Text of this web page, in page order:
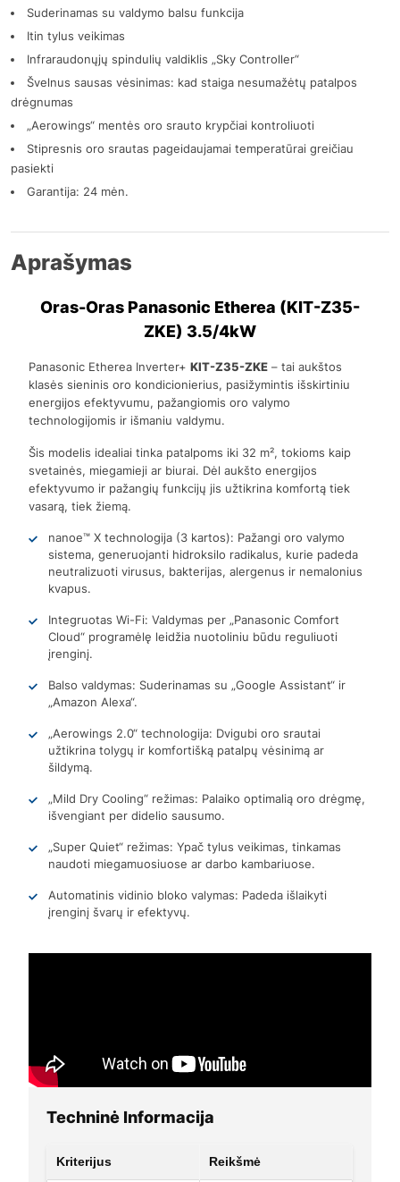
Suderinamas su valdymo balsu funkcija
Itin tylus veikimas
Infraraudonųjų spindulių valdiklis „Sky Controller“
Švelnus sausas vėsinimas: kad staiga nesumažėtų patalpos
drėgnumas
„Aerowings“ mentės oro srauto krypčiai kontroliuoti
Stipresnis oro srautas pageidaujamai temperatūrai greičiau
pasiekti
Garantija: 24 mėn.
Aprašymas
Oras-Oras Panasonic Etherea (KIT-Z35-
ZKE) 3.5/4kW
Panasonic Etherea Inverter+KIT-Z35-ZKE – tai aukštos
klasės sieninis oro kondicionierius, pasižymintis išskirtiniu
energijos efektyvumu, pažangiomis oro valymo
technologijomis ir išmaniu valdymu.
Šis modelis idealiai tinka patalpoms iki 32 m², tokioms kaip
svetainės, miegamieji ar biurai. Dėl aukšto energijos
efektyvumo ir pažangių funkcijų jis užtikrina komfortą tiek
vasarą, tiek žiemą.
nanoe™ X technologija (3 kartos): Pažangi oro valymo
sistema, generuojanti hidroksilo radikalus, kurie padeda
neutralizuoti virusus, bakterijas, alergenus ir nemalonius
kvapus.
Integruotas Wi-Fi: Valdymas per „Panasonic Comfort
Cloud“ programėlę leidžia nuotoliniu būdu reguliuoti
įrenginį.
Balso valdymas: Suderinamas su „Google Assistant“ ir
„Amazon Alexa“.
„Aerowings 2.0“ technologija: Dvigubi oro srautai
užtikrina tolygų ir komfortišką patalpų vėsinimą ar
šildymą.
„Mild Dry Cooling“ režimas: Palaiko optimalią oro drėgmę,
išvengiant per didelio sausumo.
„Super Quiet“ režimas: Ypač tylus veikimas, tinkamas
naudoti miegamuosiuose ar darbo kambariuose.
Automatinis vidinio bloko valymas: Padeda išlaikyti
įrenginį švarų ir efektyvų.
Techninė Informacija
Kriterijus Reikšmė